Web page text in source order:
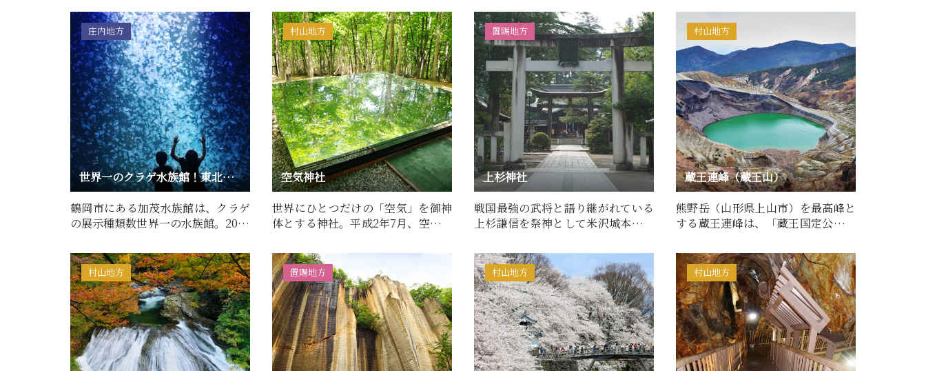
世界一のクラゲ水族館！東北エプソンアクアリウムかもすい
庄内地方
鶴岡市にある加茂水族館は、クラゲ
の展示種類数世界一の水族館。2026
空気神社
村山地方
世界にひとつだけの「空気」を御神
体とする神社。平成2年7月、空気の
上杉神社
置賜地方
戦国最強の武将と語り継がれている
上杉謙信を祭神として米沢城本丸跡
蔵王連峰（蔵王山）
村山地方
熊野岳（山形県上山市）を最高峰と
する蔵王連峰は、「蔵王国定公園」
村山地方 置賜地方 村山地方 村山地方